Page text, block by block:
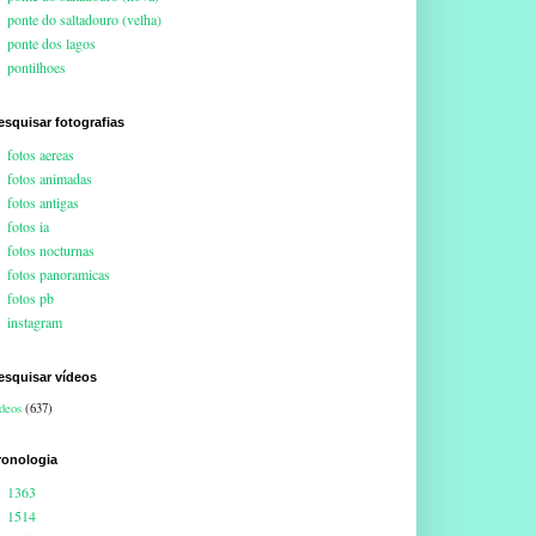
ponte do saltadouro (velha)
ponte dos lagos
pontilhoes
fotografias
fotos aereas
fotos animadas
fotos antigas
fotos ia
fotos nocturnas
fotos panoramicas
fotos pb
instagram
vídeos
(637)
1363
1514